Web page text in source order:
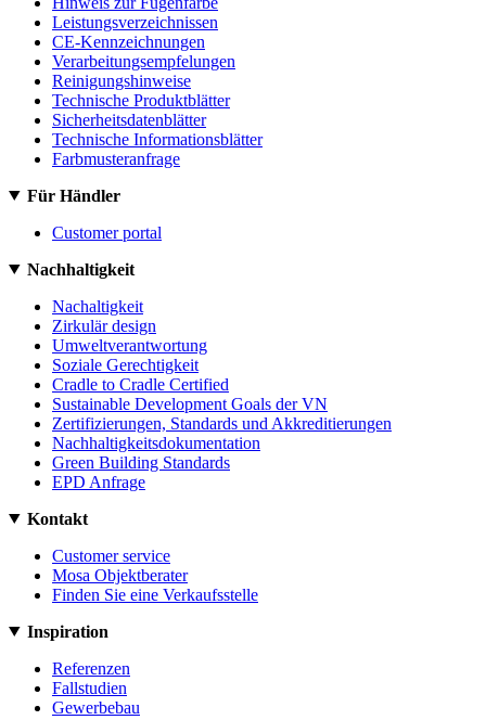
Leistungsverzeichnissen
CE-Kennzeichnungen
Verarbeitungsempfelungen
Reinigungshinweise
Technische Produktblätter
Sicherheitsdatenblätter
Technische Informationsblätter
Farbmusteranfrage
Für Händler
Customer portal
Nachhaltigkeit
Nachaltigkeit
Zirkulär design
Umweltverantwortung
Soziale Gerechtigkeit
Cradle to Cradle Certified
Sustainable Development Goals der VN
Zertifizierungen, Standards und Akkreditierungen
Nachhaltigkeitsdokumentation
Green Building Standards
EPD Anfrage
Kontakt
Customer service
Mosa Objektberater
Finden Sie eine Verkaufsstelle
Inspiration
Referenzen
Fallstudien
Gewerbebau